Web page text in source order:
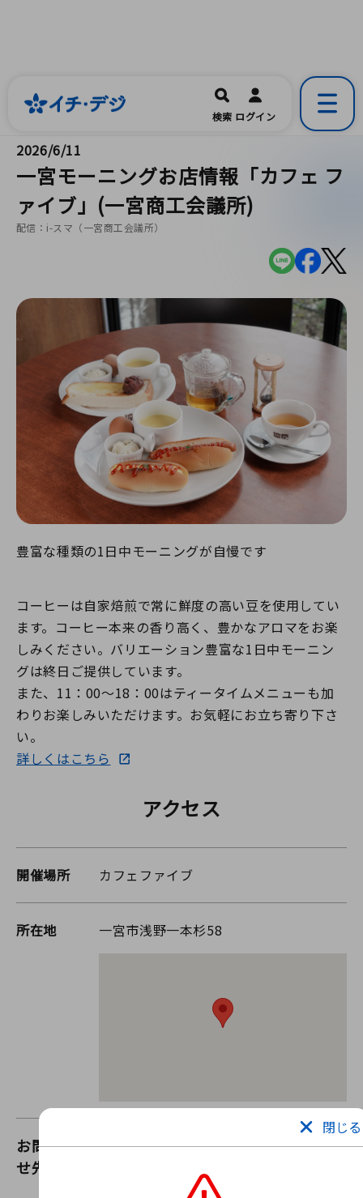
一宮市公式の地域情報ポータルアプリ
開く
検索 ログイン
2026/6/11
一宮モーニングお店情報「カフェ フ
ァイブ」(一宮商工会議所)
配信：i-スマ（一宮商工会議所）
豊富な種類の1日中モーニングが自慢です
コーヒーは自家焙煎で常に鮮度の高い豆を使用してい
ます。コーヒー本来の香り高く、豊かなアロマをお楽
しみください。バリエーション豊富な1日中モーニン
グは終日ご提供しています。
また、11：00～18：00はティータイムメニューも加
わりお楽しみいただけます。お気軽にお立ち寄り下さ
い。
詳しくはこちら
アクセス
開催場所 カフェファイブ
所在地 一宮市浅野一本杉58
お問い合わ
せ先
i-スマ（一宮商工会議所）
ウェブサイトからお問い合わせ
閉じる